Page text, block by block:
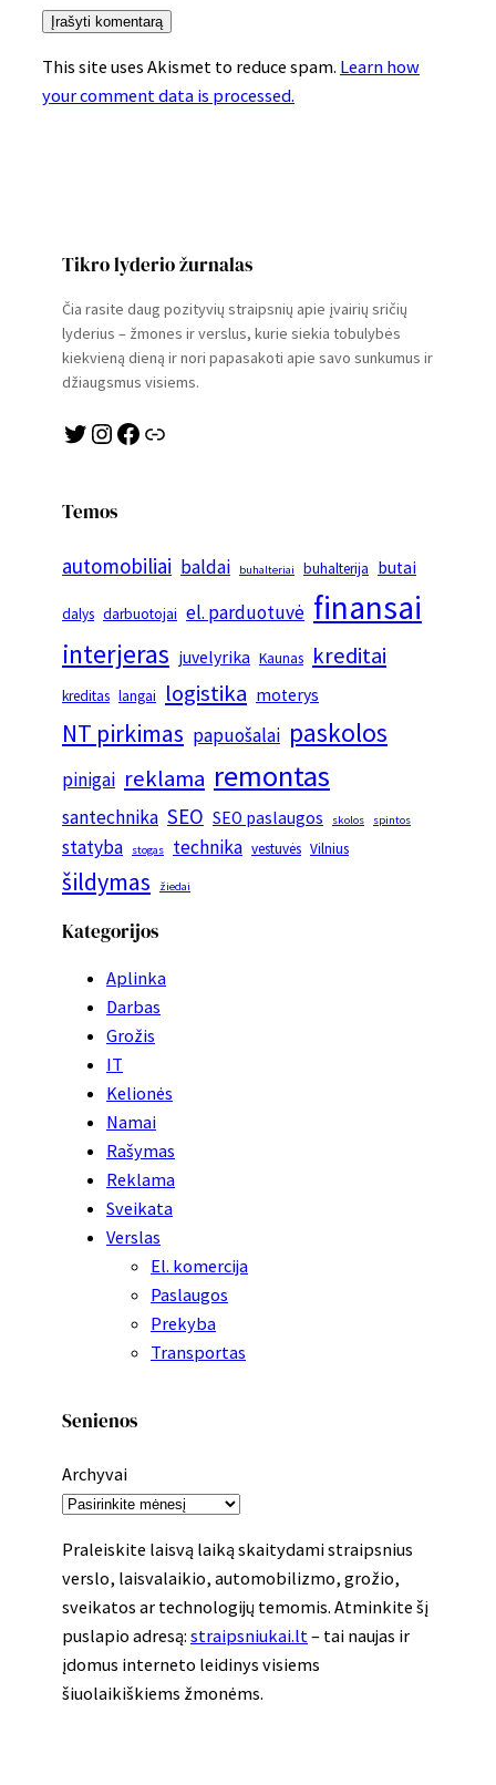
This site uses Akismet to reduce spam. Learn how
your comment data is processed.
Tikro lyderio žurnalas
Čia rasite daug pozityvių straipsnių apie įvairių sričių
lyderius – žmones ir verslus, kurie siekia tobulybės
kiekvieną dieną ir nori papasakoti apie savo sunkumus ir
džiaugsmus visiems.
Twitter Instagram Facebook Link
Temos
automobiliai baldai buhalteriai buhalterija butai
dalys darbuotojai el. parduotuvė finansai
interjeras juvelyrika Kaunas kreditai
kreditas langai logistika moterys
NT pirkimas papuošalai paskolos
pinigai reklama remontas
santechnika SEO SEO paslaugos skolos spintos
statyba stogas technika vestuvės Vilnius
šildymas žiedai
Kategorijos
Aplinka
Darbas
Grožis
IT
Kelionės
Namai
Rašymas
Reklama
Sveikata
Verslas
El. komercija
Paslaugos
Prekyba
Transportas
Senienos
Archyvai
Praleiskite laisvą laiką skaitydami straipsnius
verslo, laisvalaikio, automobilizmo, grožio,
sveikatos ar technologijų temomis. Atminkite šį
puslapio adresą: straipsniukai.lt– tai naujas ir
įdomus interneto leidinys visiems
šiuolaikiškiems žmonėms.